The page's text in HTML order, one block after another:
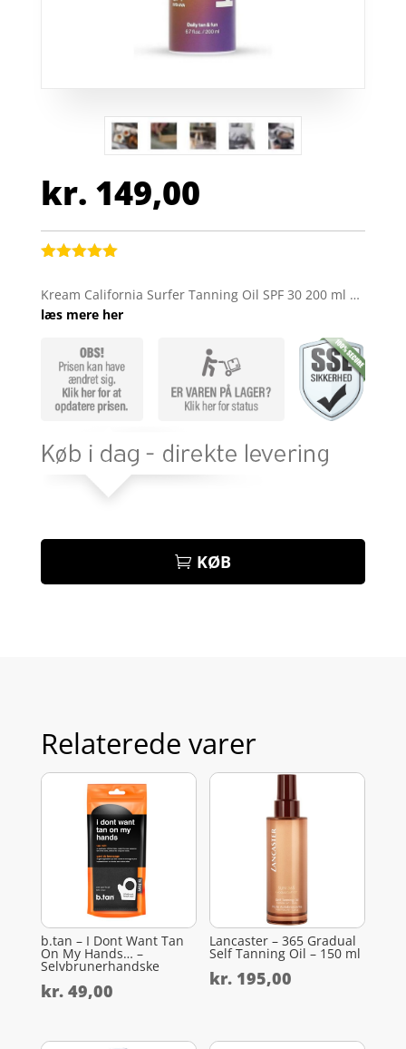
kr. 149,00
af 5
baseret på
Kream California Surfer Tanning Oil SPF 30 200 ml …
læs mere her
KØB
Relaterede varer
b.tan – I Dont Want Tan
On My Hands… –
Selvbrunerhandske
kr.49,00
Lancaster – 365 Gradual
Self Tanning Oil – 150 ml
kr. 195,00